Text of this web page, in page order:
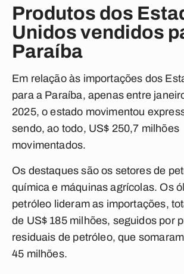
Produtos dos
Unidos vendidos
Paraíba
Em relação às importações dos
para a Paraíba, apenas entre
2025, o estado movimentou
sendo, ao todo, US$ 250,7 milhões
movimentados.
Os destaques são os setores de
química e máquinas agrícolas. Os
petróleo lideram as importações,
de US$ 185 milhões, seguidos por
residuais de petróleo, que
45 milhões.